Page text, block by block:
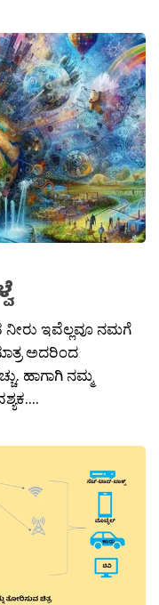
ನೀರು ಇವೆಲ್ಲವೂ ನಮಗೆ
ಅದರಿಂದ
ಹಾಗಾಗಿ ನಮ್ಮ